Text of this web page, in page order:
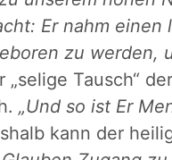
Er nahm
zu werden,
Tausch“
„Und so ist Er
kann der